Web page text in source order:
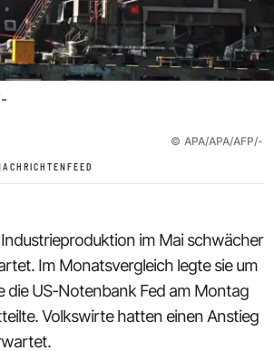
© APA/APA/AFP/-
Industrieproduktion im Mai schwächer
Im Monatsvergleich legte sie um
die US-Notenbank Fed am Montag
Volkswirte hatten einen Anstieg